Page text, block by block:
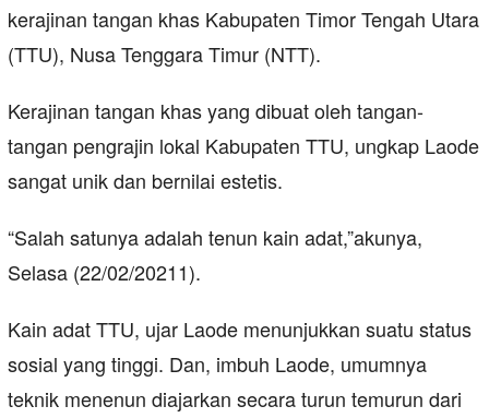
kerajinan tangan khas Kabupaten Timor Tengah Utara
(TTU), Nusa Tenggara Timur (NTT).
Kerajinan tangan khas yang dibuat oleh tangan-
tangan pengrajin lokal Kabupaten TTU, ungkap Laode
sangat unik dan bernilai estetis.
“Salah satunya adalah tenun kain adat,”akunya,
Selasa (22/02/20211).
Kain adat TTU, ujar Laode menunjukkan suatu status
sosial yang tinggi. Dan, imbuh Laode, umumnya
teknik menenun diajarkan secara turun temurun dari